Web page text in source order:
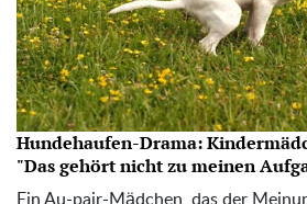
Hundehaufen-Drama:
"Das gehört nicht zu meinen
Ein Au-pair-Mädchen, das der